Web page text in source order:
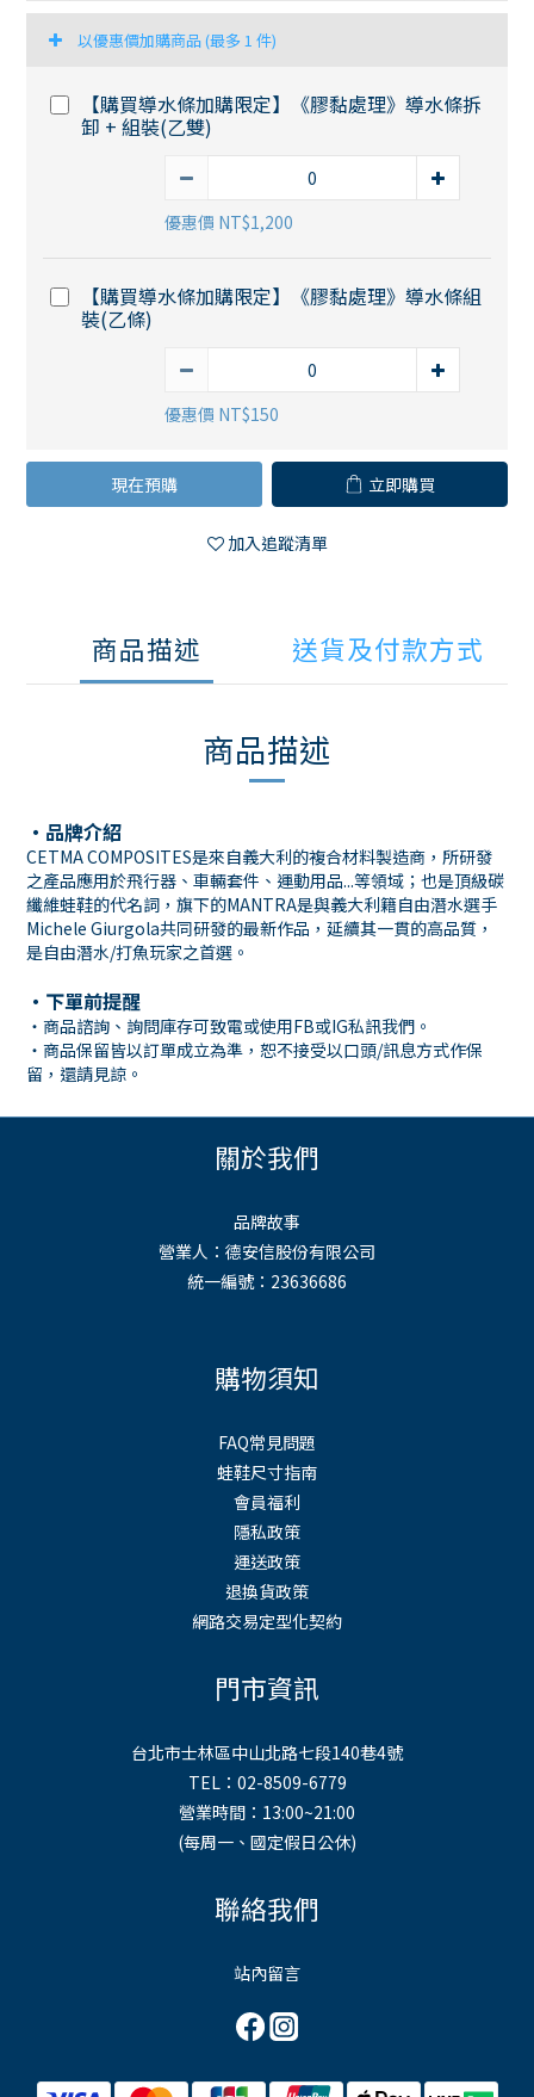
以優惠價加購商品(最多 1 件)
【購買導水條加購限定】《膠黏處理》導水條拆
卸 + 組裝(乙雙)
優惠價 NT$1,200
【購買導水條加購限定】《膠黏處理》導水條組
裝(乙條)
優惠價 NT$150
現在預購 立即購買
加入追蹤清單
商品描述 送貨及付款方式
商品描述
・品牌介紹
CETMA COMPOSITES是來自義大利的複合材料製造商，所研發
之產品應用於飛行器、車輛套件、運動用品...等領域；也是頂級碳
纖維蛙鞋的代名詞，旗下的MANTRA是與義大利籍自由潛水選手
Michele Giurgola共同研發的最新作品，延續其一貫的高品質，
是自由潛水/打魚玩家之首選。
・下單前提醒
・商品諮詢、詢問庫存可致電或使用FB或IG私訊我們。
・商品保留皆以訂單成立為準，恕不接受以口頭/訊息方式作保
留，還請見諒。
關於我們
品牌故事
營業人：德安信股份有限公司
統一編號：23636686
購物須知
FAQ常見問題
蛙鞋尺寸指南
會員福利
隱私政策
運送政策
退換貨政策
網路交易定型化契約
門市資訊
台北市士林區中山北路七段140巷4號
TEL：02-8509-6779
營業時間：13:00~21:00
(每周一、國定假日公休)
聯絡我們
站內留言